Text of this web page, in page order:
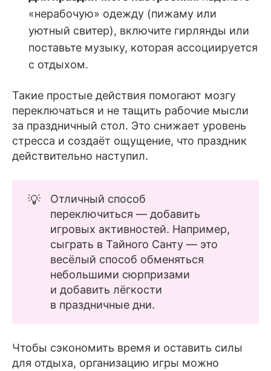
«нерабочую» одежду (пижаму или
уютный свитер), включите гирлянды или
поставьте музыку, которая ассоциируется
с отдыхом.
Такие простые действия помогают мозгу
переключаться и не тащить рабочие мысли
за праздничный стол. Это снижает уровень
стресса и создаёт ощущение, что праздник
действительно наступил.
💡
Отличный способ
переключиться — добавить
игровых активностей. Например,
сыграть в Тайного Санту — это
весёлый способ обменяться
небольшими сюрпризами
и добавить лёгкости
в праздничные дни.
Чтобы сэкономить время и оставить силы
для отдыха, организацию игры можно